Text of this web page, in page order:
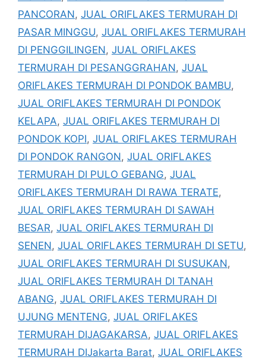
PANCORAN, JUAL ORIFLAKES TERMURAH DI
PASAR MINGGU, JUAL ORIFLAKES TERMURAH
DI PENGGILINGEN, JUAL ORIFLAKES
TERMURAH DI PESANGGRAHAN, JUAL
ORIFLAKES TERMURAH DI PONDOK BAMBU,
JUAL ORIFLAKES TERMURAH DI PONDOK
KELAPA, JUAL ORIFLAKES TERMURAH DI
PONDOK KOPI, JUAL ORIFLAKES TERMURAH
DI PONDOK RANGON, JUAL ORIFLAKES
TERMURAH DI PULO GEBANG, JUAL
ORIFLAKES TERMURAH DI RAWA TERATE,
JUAL ORIFLAKES TERMURAH DI SAWAH
BESAR, JUAL ORIFLAKES TERMURAH DI
SENEN, JUAL ORIFLAKES TERMURAH DI SETU,
JUAL ORIFLAKES TERMURAH DI SUSUKAN,
JUAL ORIFLAKES TERMURAH DI TANAH
ABANG, JUAL ORIFLAKES TERMURAH DI
UJUNG MENTENG, JUAL ORIFLAKES
TERMURAH DIJAGAKARSA, JUAL ORIFLAKES
TERMURAH DIJakarta Barat, JUAL ORIFLAKES